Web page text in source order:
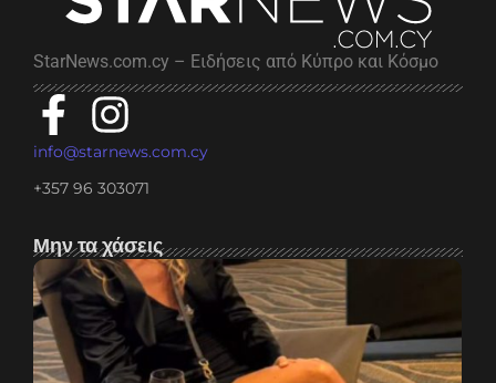
StarNews.com.cy – Ειδήσεις από Κύπρο και Κόσμο
info@starnews.com.cy
+357 96 303071
Μην τα χάσεις